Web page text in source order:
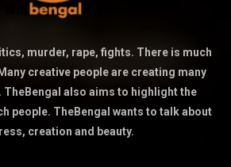
murder, rape, fights. There is much
creative people are creating many
TheBengal also aims to highlight the
people. TheBengal wants to talk about
creation and beauty.